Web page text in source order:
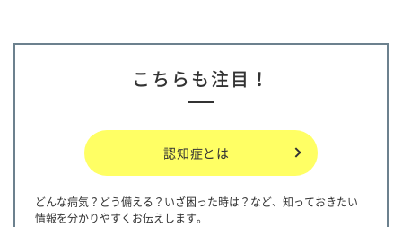
こちらも注目！
認知症とは
どんな病気？どう備える？いざ困った時は？など、知っておきたい
情報を分かりやすくお伝えします。